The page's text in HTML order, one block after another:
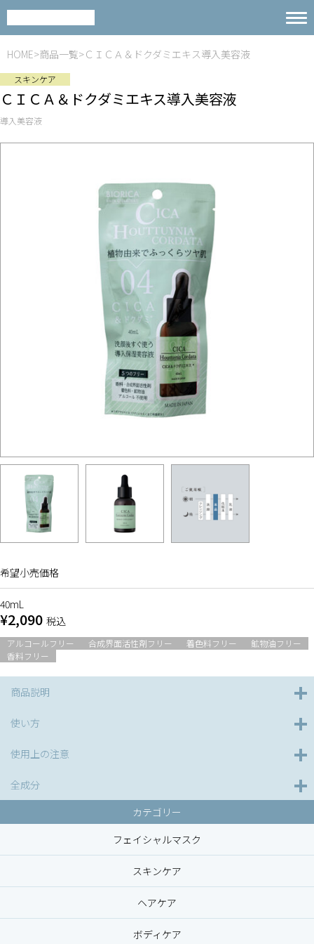
HOME 商品一覧 ＣＩＣＡ＆ドクダミエキス導入美容液
スキンケア
ＣＩＣＡ＆ドクダミエキス導入美容液
導入美容液
希望小売価格
40mL
¥2,090 税込
アルコールフリー 合成界面活性剤フリー 着色料フリー
鉱物油フリー
香料フリー
商品説明
使い方
使用上の注意
全成分
カテゴリー
フェイシャルマスク
スキンケア
ヘアケア
ボディケア